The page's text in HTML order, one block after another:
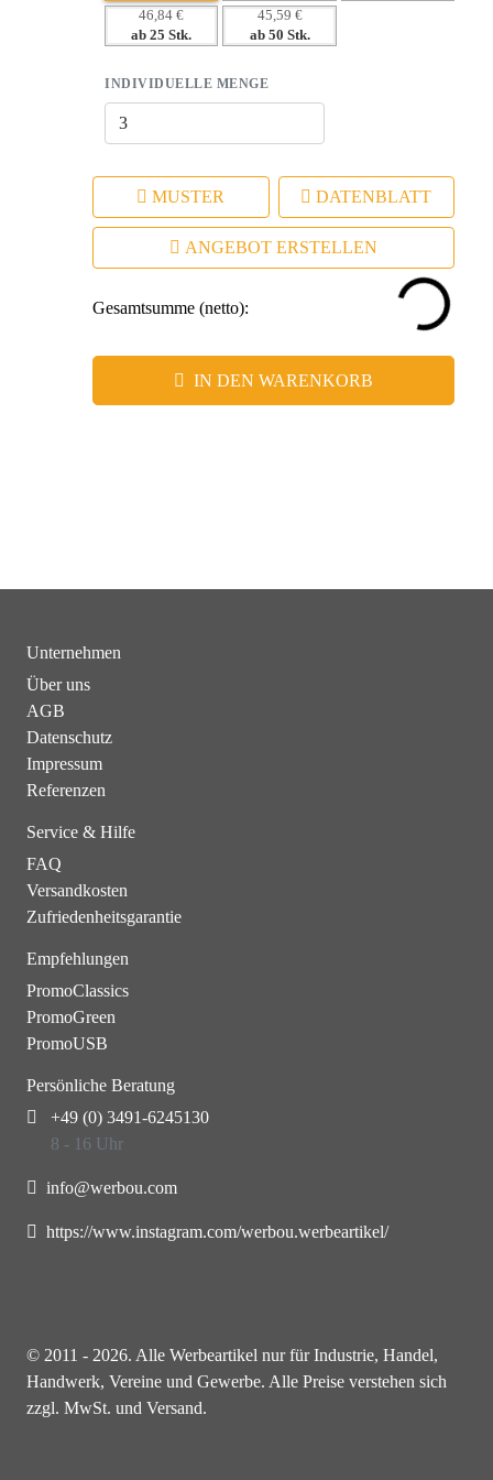
– Elegantes Design, das Werte wie Professionalität und Stil
Assoziationen.
46,84 €
ab 25 Stk.
45,59 €
ab 50 Stk.
INDIVIDUELLE MENGE
MUSTER DATENBLATT
ANGEBOT ERSTELLEN
Gesamtsumme (netto):
IN DEN WARENKORB
Unternehmen
Über uns
AGB
Datenschutz
Impressum
Referenzen
Service & Hilfe
FAQ
Versandkosten
Zufriedenheitsgarantie
Empfehlungen
PromoClassics
PromoGreen
PromoUSB
Persönliche Beratung
+49 (0) 3491-6245130
8 - 16 Uhr
info@werbou.com
https://www.instagram.com/werbou.werbeartikel/
© 2011 - 2026. Alle Werbeartikel nur für Industrie, Handel,
Handwerk, Vereine und Gewerbe. Alle Preise verstehen sich
zzgl. MwSt. und Versand.